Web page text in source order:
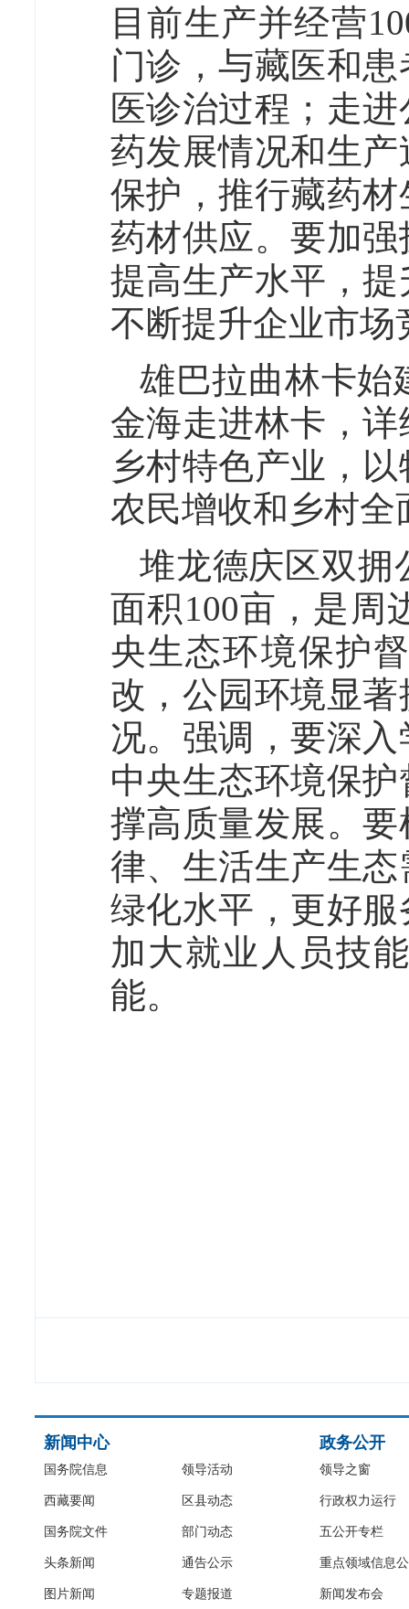
目前生产并经营
门诊，与藏医和
医诊治过程；走
药发展情况和生
保护，推行藏药
药材供应。要加
提高生产水平，
不断提升企业市场
雄巴拉曲林卡始
金海走进林卡，
乡村特色产业，
农民增收和乡村
堆龙德庆区双拥
面积100亩，是周
央生态环境保护
改，公园环境显
况。强调，要深
中央生态环境保
撑高质量发展。
律、生活生产生
绿化水平，更好
加大就业人员技
能。
新闻中心
国务院信息
西藏要闻
国务院文件
头条新闻
图片新闻
领导活动
区县动态
部门动态
通告公示
专题报道
政务公开
领导之窗
行政权力运行
五公开专栏
重点领域信息
新闻发布会